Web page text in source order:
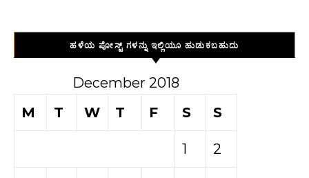
ಹಳೆಯ ಪೋಸ್ಟ್ ಗಳನ್ನು ಇಲ್ಲಿಯೂ ಹುಡುಕಬಹುದು
December 2018
M
T W T F S S
1 2